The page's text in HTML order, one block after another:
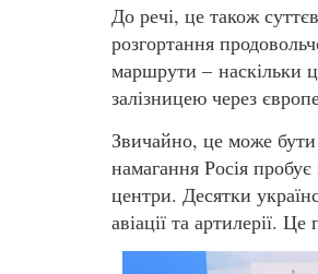
До речі, це також
розгортання
маршрути – наскільки
залізницею через
Звичайно, це може
намагання Росія
центри. Десятки
авіації та артилерії.